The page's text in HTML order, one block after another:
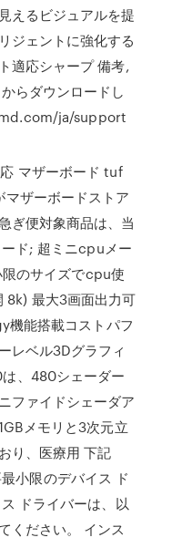
えるビジュアルを提
ジェントに強化する
適応シャープ 備考,
らダウンロードし
ja/support
マザーボード tuf
ザーボードストア
ぎ便対象商品は、当
ド; 超ミニcpuメー
のサイズでcpu使
8k) 最大3画面出力可
能搭載コストパフ
レベル3Dグラフィ
、480シェーダー
ファイドシェーダア
メモリと3次元立
り、医療用 下記
小限のデバイス ド
ドライバーは、以
ください。 インス